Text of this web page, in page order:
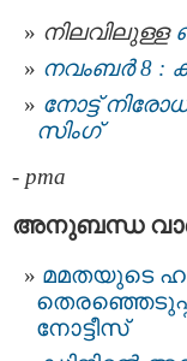
നിലവിലുള്ള
നവംബർ 8 :
നോട്ട്
സിംഗ്
- pma
അനുബന്ധ
മമതയുടെ
നോട്ടീസ്‌